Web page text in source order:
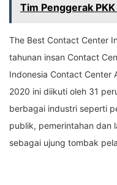
Tim Penggerak PKK
The Best Contact Center
tahunan insan Contact
Indonesia Contact Center
2020 ini diikuti oleh 31
berbagai industri seperti
publik, pemerintahan dan
sebagai ujung tombak